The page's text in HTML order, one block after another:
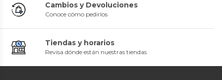
Cambios y Devoluciones
Conoce cómo pedirlos
Tiendas y horarios
Revisa dónde están nuestras tiendas